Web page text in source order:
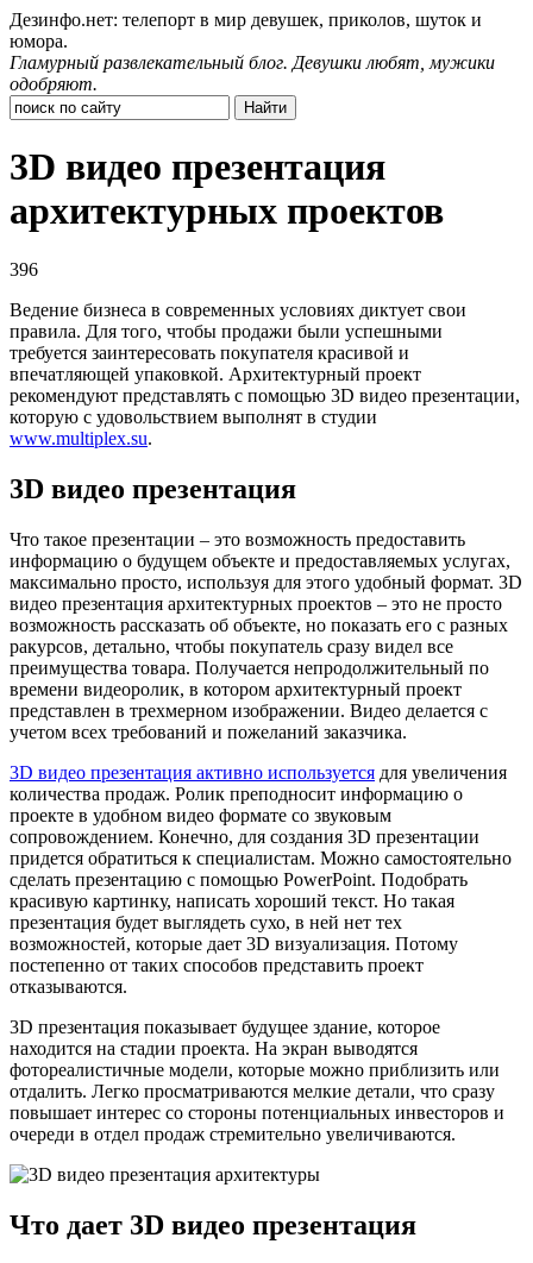
Дезинфо.нет: телепорт в мир девушек, приколов, шуток и
юмора.
Гламурный развлекательный блог. Девушки любят, мужики
одобряют.
3D видео презентация
архитектурных проектов
396
Ведение бизнеса в современных условиях диктует свои
правила. Для того, чтобы продажи были успешными
требуется заинтересовать покупателя красивой и
впечатляющей упаковкой. Архитектурный проект
рекомендуют представлять с помощью 3D видео презентации,
которую с удовольствием выполнят в студии
www.multiplex.su.
3D видео презентация
Что такое презентации – это возможность предоставить
информацию о будущем объекте и предоставляемых услугах,
максимально просто, используя для этого удобный формат. 3D
видео презентация архитектурных проектов – это не просто
возможность рассказать об объекте, но показать его с разных
ракурсов, детально, чтобы покупатель сразу видел все
преимущества товара. Получается непродолжительный по
времени видеоролик, в котором архитектурный проект
представлен в трехмерном изображении. Видео делается с
учетом всех требований и пожеланий заказчика.
3D видео презентация активно используется для увеличения
количества продаж. Ролик преподносит информацию о
проекте в удобном видео формате со звуковым
сопровождением. Конечно, для создания 3D презентации
придется обратиться к специалистам. Можно самостоятельно
сделать презентацию с помощью PowerPoint. Подобрать
красивую картинку, написать хороший текст. Но такая
презентация будет выглядеть сухо, в ней нет тех
возможностей, которые дает 3D визуализация. Потому
постепенно от таких способов представить проект
отказываются.
3D презентация показывает будущее здание, которое
находится на стадии проекта. На экран выводятся
фотореалистичные модели, которые можно приблизить или
отдалить. Легко просматриваются мелкие детали, что сразу
повышает интерес со стороны потенциальных инвесторов и
очереди в отдел продаж стремительно увеличиваются.
Что дает 3D видео презентация